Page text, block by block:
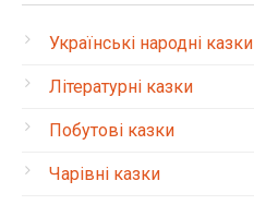
Українські народні казки
Літературні казки
Побутові казки
Чарівні казки